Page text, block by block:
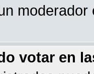
votar en